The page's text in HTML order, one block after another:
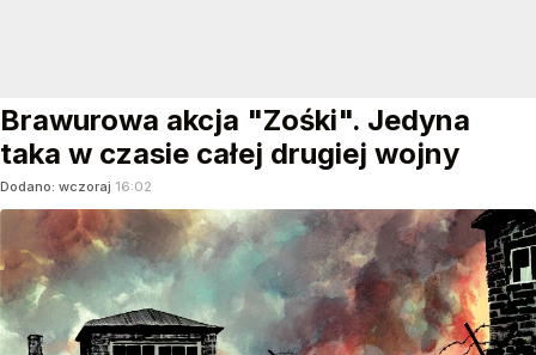
Brawurowa akcja "Zośki". Jedyna
taka w czasie całej drugiej wojny
Dodano: wczoraj 16:02